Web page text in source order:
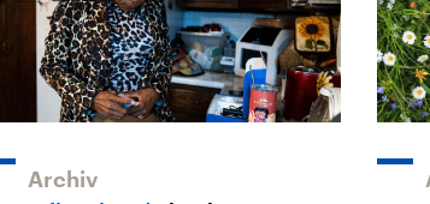
Archiv